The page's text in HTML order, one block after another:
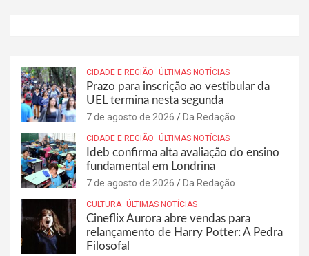
CIDADE E REGIÃO ÚLTIMAS NOTÍCIAS
Prazo para inscrição ao vestibular da
UEL termina nesta segunda
7 de agosto de 2026 Da Redação
CIDADE E REGIÃO ÚLTIMAS NOTÍCIAS
Ideb confirma alta avaliação do ensino
fundamental em Londrina
7 de agosto de 2026 Da Redação
CULTURA ÚLTIMAS NOTÍCIAS
Cineflix Aurora abre vendas para
relançamento de Harry Potter: A Pedra
Filosofal